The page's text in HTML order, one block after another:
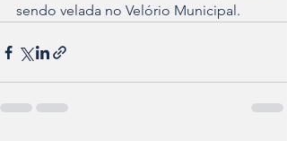
sendo velada no Velório Municipal.